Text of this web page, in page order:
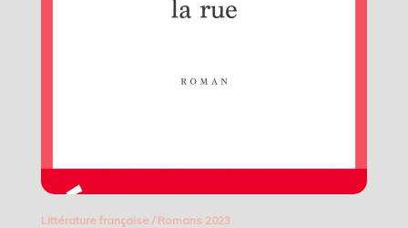
Littérature française/ Romans 2023